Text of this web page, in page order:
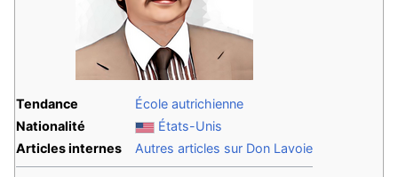
Tendance
École autrichienne
Nationalité
États-Unis
Articles internes
Autres articles sur Don Lavoie